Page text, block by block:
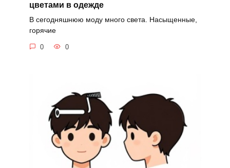
цветами в одежде
В сегодняшнюю моду много света. Насыщенные,
горячие
0 0